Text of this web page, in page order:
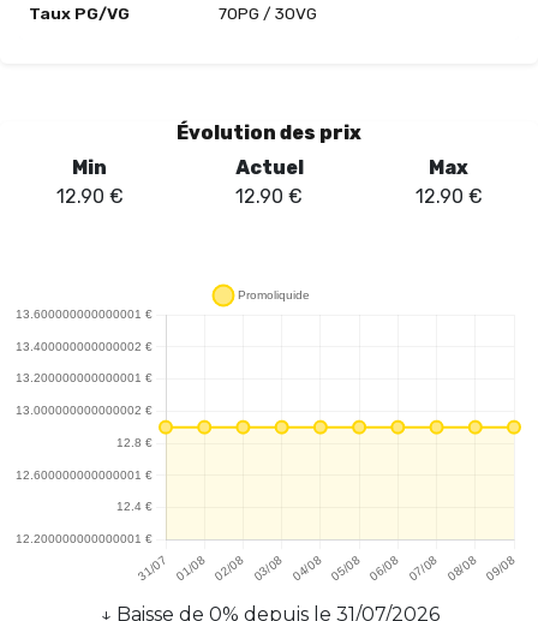
Taux PG/VG 70PG / 30VG
Évolution des prix
Min
12.90 €
Actuel
12.90 €
Max
12.90 €
↓ Baisse de 0% depuis le 31/07/2026